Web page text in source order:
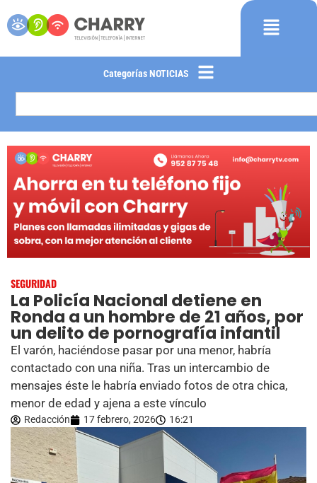
Categorías NOTICIAS
SEGURIDAD
La Policía Nacional detiene en
Ronda a un hombre de 21 años, por
un delito de pornografía infantil
El varón, haciéndose pasar por una menor, habría
contactado con una niña. Tras un intercambio de
mensajes éste le habría enviado fotos de otra chica,
menor de edad y ajena a este vínculo
Redacción 17 febrero, 2026 16:21